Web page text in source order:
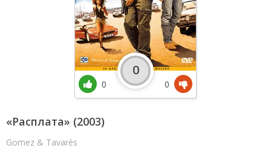
«Расплата» (2003)
Gomez & Tavarès
0
0
0